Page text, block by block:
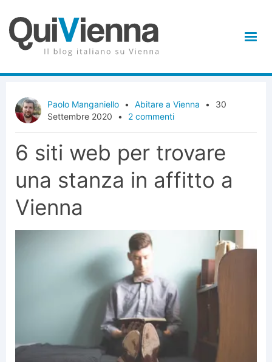
Paolo Manganiello • Abitare a Vienna •
30
Settembre 2020
• 2 commenti
6 siti web per trovare
una stanza in affitto a
Vienna